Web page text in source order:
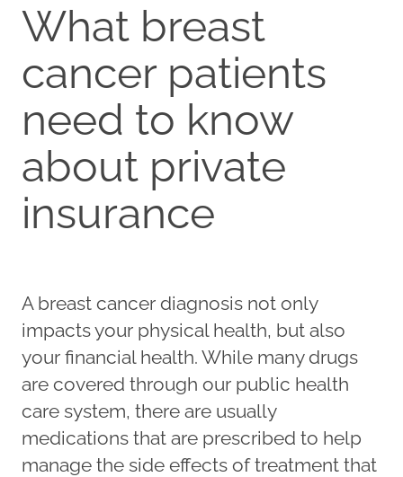
What breast
cancer patients
need to know
about private
insurance
A breast cancer diagnosis not only
impacts your physical health, but also
your financial health. While many drugs
are covered through our public health
care system, there are usually
medications that are prescribed to help
manage the side effects of treatment that